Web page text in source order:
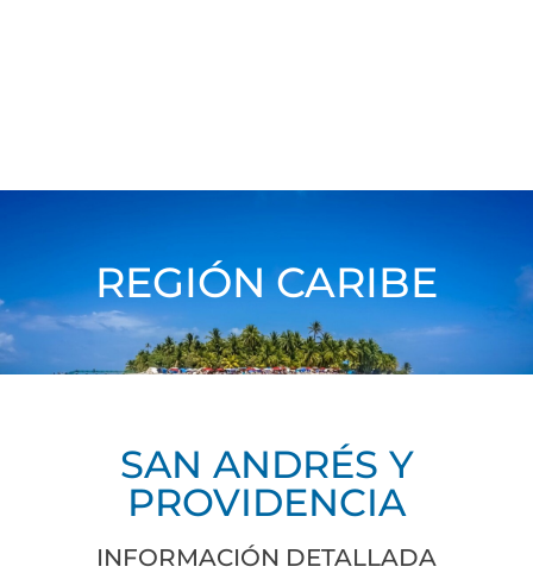
REGIÓN CARIBE
SAN ANDRÉS Y
PROVIDENCIA
INFORMACIÓN DETALLADA